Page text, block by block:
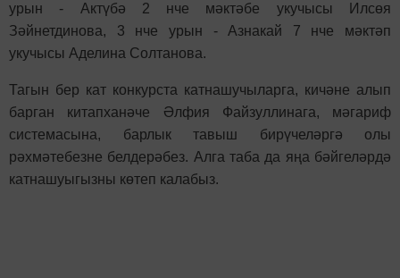
урын - Актүбә 2 нче мәктәбе укучысы Илсөя
Зәйнетдинова, 3 нче урын - Азнакай 7 нче мәктәп
укучысы Аделина Солтанова.
Тагын бер кат конкурста катнашучыларга, кичәне алып
барган китапханәче Әлфия Файзуллинага, мәгариф
системасына, барлык тавыш бирүчеләргә олы
рәхмәтебезне белдерәбез. Алга таба да яңа бәйгеләрдә
катнашуыгызны көтеп калабыз.